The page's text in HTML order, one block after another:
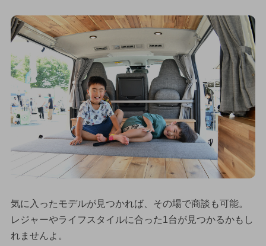
気に入ったモデルが見つかれば、その場で商談も可能。
レジャーやライフスタイルに合った1台が見つかるかもし
れませんよ。